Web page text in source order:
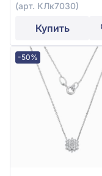
(арт. КЛк7030)
Купить
-50%